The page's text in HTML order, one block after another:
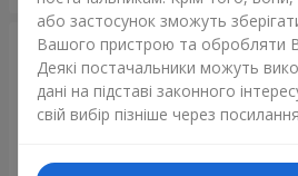
або застосунок зможуть
Вашого пристрою та обробляти
Деякі постачальники можуть
дані на підставі законного
свій вибір пізніше через